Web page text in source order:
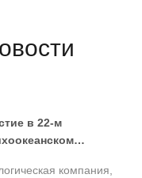
в 22-м
компания,